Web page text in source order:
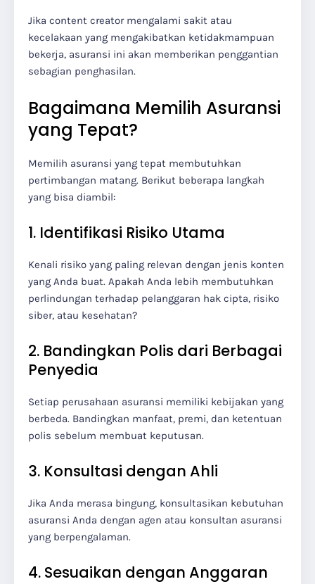
Jika content creator mengalami sakit atau
kecelakaan yang mengakibatkan ketidakmampuan
bekerja, asuransi ini akan memberikan penggantian
sebagian penghasilan.
Bagaimana Memilih Asuransi
yang Tepat?
Memilih asuransi yang tepat membutuhkan
pertimbangan matang. Berikut beberapa langkah
yang bisa diambil:
1. Identifikasi Risiko Utama
Kenali risiko yang paling relevan dengan jenis konten
yang Anda buat. Apakah Anda lebih membutuhkan
perlindungan terhadap pelanggaran hak cipta, risiko
siber, atau kesehatan?
2. Bandingkan Polis dari Berbagai
Penyedia
Setiap perusahaan asuransi memiliki kebijakan yang
berbeda. Bandingkan manfaat, premi, dan ketentuan
polis sebelum membuat keputusan.
3. Konsultasi dengan Ahli
Jika Anda merasa bingung, konsultasikan kebutuhan
asuransi Anda dengan agen atau konsultan asuransi
yang berpengalaman.
4. Sesuaikan dengan Anggaran